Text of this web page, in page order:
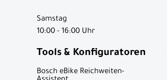
Samstag
10:00 - 16:00 Uhr
Tools & Konfiguratoren
Bosch eBike Reichweiten-